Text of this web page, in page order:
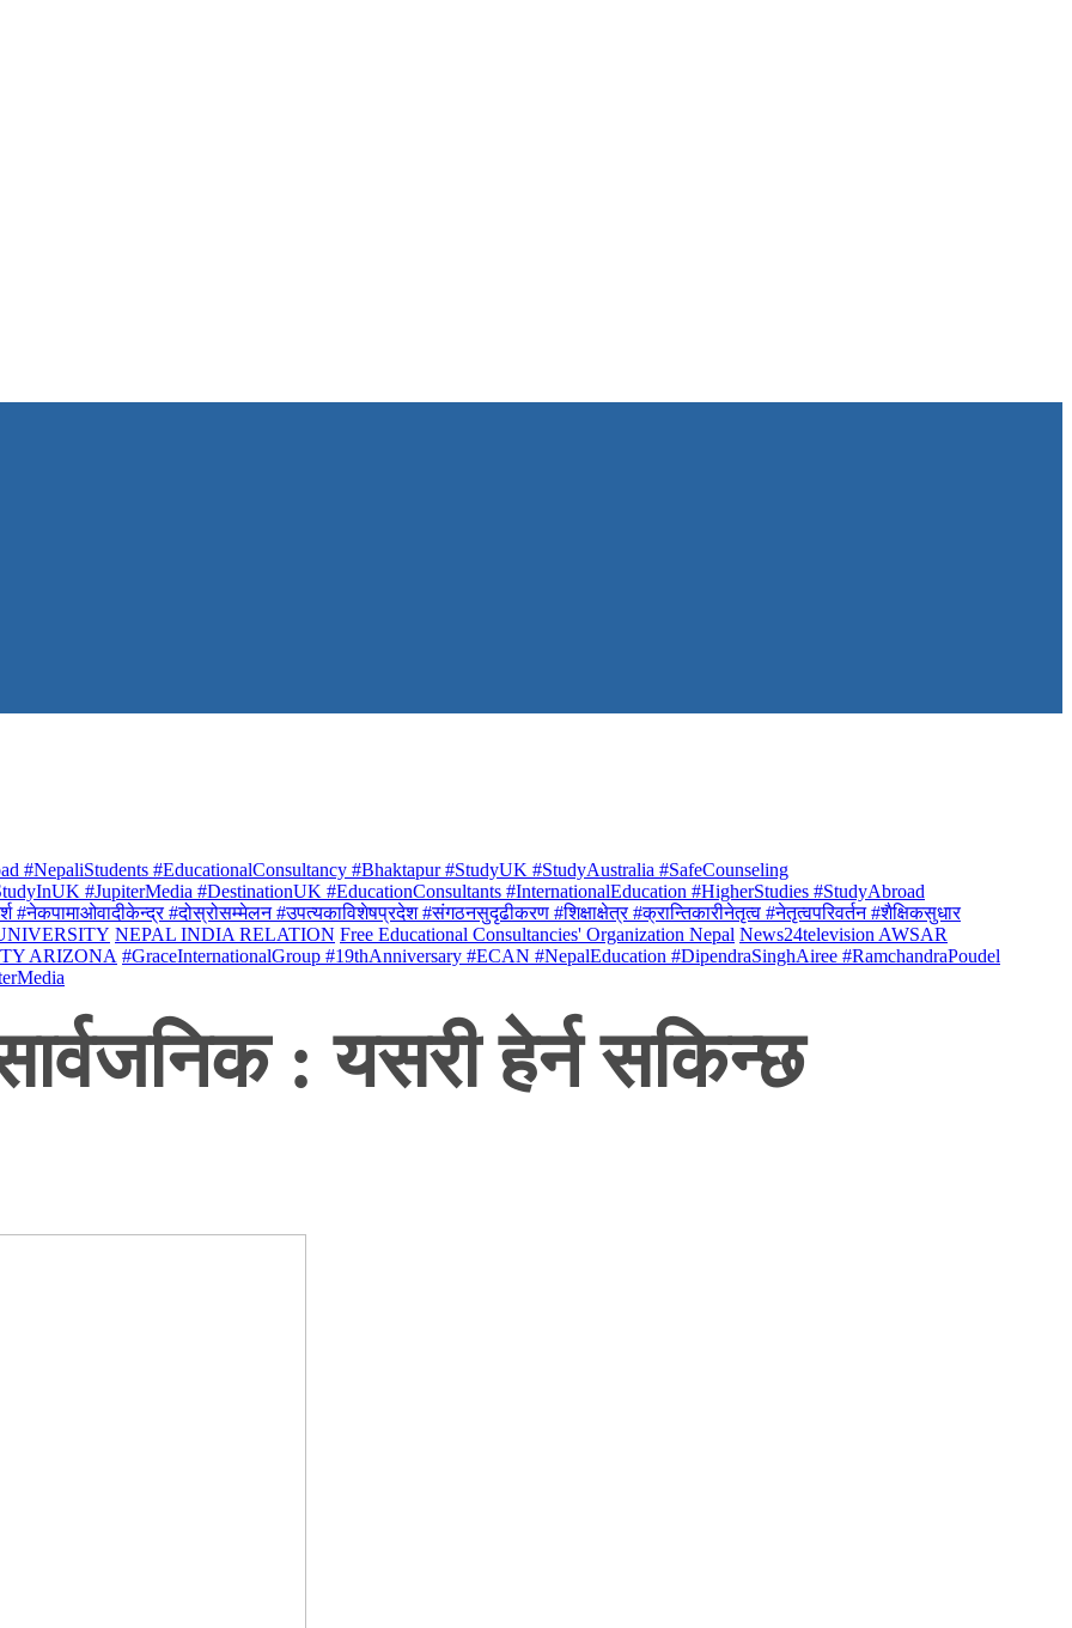
#NepaliStudents #EducationalConsultancy #Bhaktapur #StudyUK #StudyAustralia #SafeCounseling
#JupiterMedia #DestinationUK #EducationConsultants #InternationalEducation #HigherStudies #StudyAbroad
#नेकपामाओवादीकेन्द्र #दोस्रोसम्मेलन #उपत्यकाविशेषप्रदेश #संगठनसुदृढीकरण #शिक्षाक्षेत्र #क्रान्तिकारीनेतृत्व #नेतृत्वपरिवर्तन #शैक्षिकसुधार
NEPAL INDIA RELATION Free Educational Consultancies' Organization Nepal News24television AWSAR
ARIZONA #GraceInternationalGroup #19thAnniversary #ECAN #NepalEducation #DipendraSinghAiree #RamchandraPoudel
: यसरी हेर्न सकिन्छ